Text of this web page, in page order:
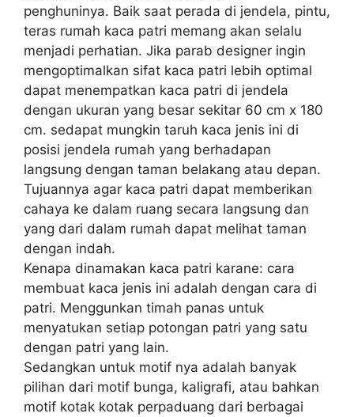
penghuninya. Baik saat perada di jendela, pintu,
teras rumah kaca patri memang akan selalu
menjadi perhatian. Jika parab designer ingin
mengoptimalkan sifat kaca patri lebih optimal
dapat menempatkan kaca patri di jendela
dengan ukuran yang besar sekitar 60 cm x 180
cm. sedapat mungkin taruh kaca jenis ini di
posisi jendela rumah yang berhadapan
langsung dengan taman belakang atau depan.
Tujuannya agar kaca patri dapat memberikan
cahaya ke dalam ruang secara langsung dan
yang dari dalam rumah dapat melihat taman
dengan indah.
Kenapa dinamakan kaca patri karane: cara
membuat kaca jenis ini adalah dengan cara di
patri. Menggunkan timah panas untuk
menyatukan setiap potongan patri yang satu
dengan patri yang lain.
Sedangkan untuk motif nya adalah banyak
pilihan dari motif bunga, kaligrafi, atau bahkan
motif kotak kotak perpaduang dari berbagai